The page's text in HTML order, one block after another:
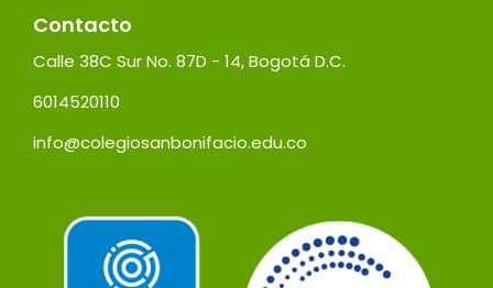
Contacto
Calle 38C Sur No. 87D - 14, Bogotá D.C.
6014520110
info@colegiosanbonifacio.edu.co